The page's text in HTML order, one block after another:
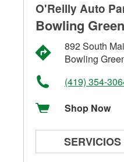
O'Reilly Auto
Bowling
892 South
Bowling
(419) 354-
Shop Now